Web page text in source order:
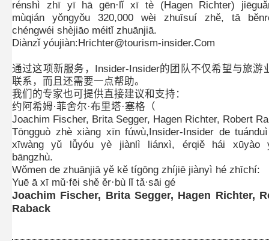
rénshì zhī yī hā gēn·lǐ xī tè (Hagen Richter)
mùqián yǒngyǒu 320,000 wèi zhuīsuí zhě, tā
chéngwéi shèjiāo méitǐ zhuānjiā.
Diànzǐ yóujiàn:Hrichter@tourism-insider.Com
通过这项新服务，Insider-Insider的团队不仅希望与旅游
联系，而且还需要一点帮助。
我们的专家也可提供直接建议和支持：
约阿希姆·菲舍尔·布里塔·塞格（
Joachim Fischer, Brita Segger, Hagen Richter, Robert
Tōngguò zhè xiàng xīn fúwù,Insider-Insider de
xīwàng yǔ lǚyóu yè jiànlì liánxì, érqiě hái xūyào
bāngzhù.
Wǒmen de zhuānjiā yě kě tígōng zhíjiē jiànyì hé zhīchí:
Yuē ā xī mǔ·fēi shě ěr·bù lǐ tǎ·sāi gé
Joachim Fischer, Brita Segger, Hagen Richter,
Raback